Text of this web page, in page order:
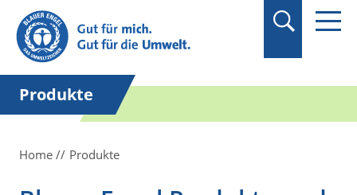
Suchbegriff in
Anführungszeichen
setzen.
Produkte
Home Produkte